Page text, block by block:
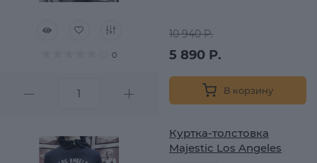
0
10 940 Р.
5 890 Р.
В корзину
Куртка-толстовка
Majestic Los Angeles